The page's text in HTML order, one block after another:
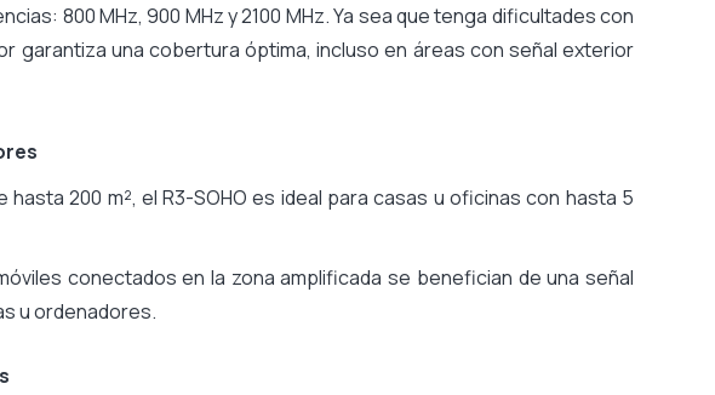
800 MHz, 900 MHz y 2100 MHz. Ya sea que tenga dificultades con
garantiza una cobertura óptima, incluso en áreas con señal exterior
hasta 200 m², el R3-SOHO es ideal para casas u oficinas con hasta 5
conectados en la zona amplificada se benefician de una señal
u ordenadores.